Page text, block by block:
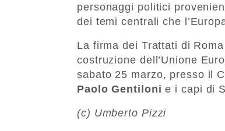
personaggi politici
dei temi centrali che
La firma dei Trattati di
costruzione dell’Unione
sabato 25 marzo, presso il
Paolo Gentiloni e i capi di
(c) Umberto Pizzi